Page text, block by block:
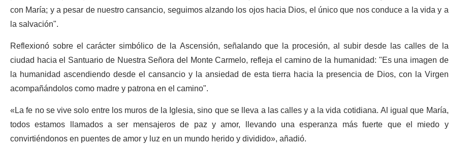
con María; y a pesar de nuestro cansancio, seguimos alzando los ojos hacia Dios, el único que nos conduce a la vida y a
la salvación".
Reflexionó sobre el carácter simbólico de la Ascensión, señalando que la procesión, al subir desde las calles de la
ciudad hacia el Santuario de Nuestra Señora del Monte Carmelo, refleja el camino de la humanidad: "Es una imagen de
la humanidad ascendiendo desde el cansancio y la ansiedad de esta tierra hacia la presencia de Dios, con la Virgen
acompañándolos como madre y patrona en el camino".
«La fe no se vive solo entre los muros de la Iglesia, sino que se lleva a las calles y a la vida cotidiana. Al igual que María,
todos estamos llamados a ser mensajeros de paz y amor, llevando una esperanza más fuerte que el miedo y
convirtiéndonos en puentes de amor y luz en un mundo herido y dividido», añadió.